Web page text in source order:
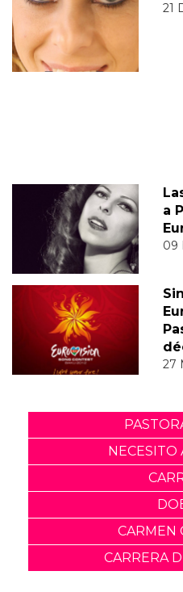
21
a
09
27
NECESITO
CARMEN
CARRERA